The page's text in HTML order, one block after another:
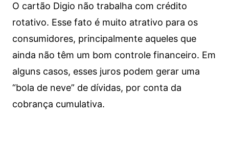
O cartão Digio não trabalha com crédito
rotativo. Esse fato é muito atrativo para os
consumidores, principalmente aqueles que
ainda não têm um bom controle financeiro. Em
alguns casos, esses juros podem gerar uma
“bola de neve” de dívidas, por conta da
cobrança cumulativa.